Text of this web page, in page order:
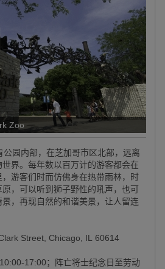
Zoo
园内部，在芝加哥市区北部，远离
界。每年数以百万计的游客都会在
游客们时而仿佛身在热带雨林，时
，可以听到狮子野性的吼声，也可
，再现自然的和谐美景，让人留连
Street, Chicago, IL 60614
17:00；阵亡将士纪念日至劳动